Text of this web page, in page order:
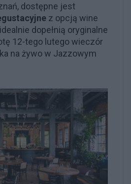
dostępne jest
z opcją wine
dopełnią oryginalne
12-tego lutego wieczór
na żywo w Jazzowym